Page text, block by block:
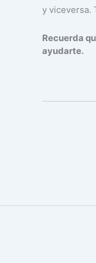
y viceversa.
Recuerda
ayudarte.